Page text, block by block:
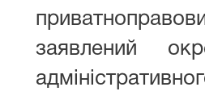
заявлений